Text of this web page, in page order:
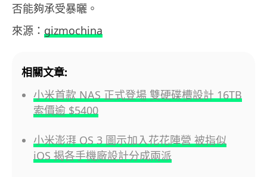
否能夠承受暴曬。
來源： gizmochina
相關文章:
小米首款 NAS 正式登場 雙硬碟槽設計 16TB
索價逾 $5400
小米澎湃 OS 3 圖示加入花花陣營 被指似
iOS 揭各手機廠設計分成兩派